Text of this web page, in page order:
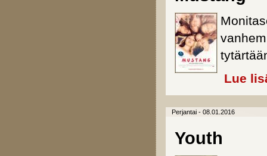
Lue
Perjantai - 08.01.2016
Youth